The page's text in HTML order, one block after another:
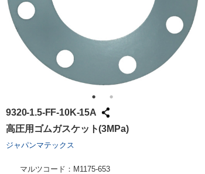
9320-1.5-FF-10K-15A
高圧用ゴムガスケット(3MPa)
ジャパンマテックス
マルツコード： M1175-653